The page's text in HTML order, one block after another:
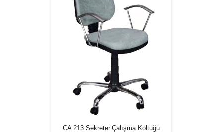
CA 213 Sekreter Çalışma Koltuğu